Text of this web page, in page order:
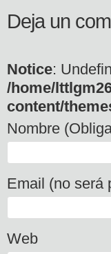
Deja un
Notice:
/home/
content/
Nombre
Email (no será
Web